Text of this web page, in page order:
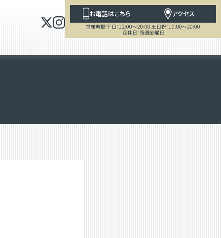
お電話はこちら アクセス
営業時間 平日：12:00～20:00 土日祝：10:00～20:00
定休日：毎週金曜日